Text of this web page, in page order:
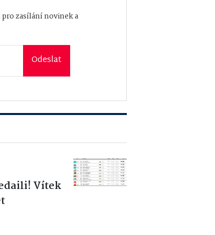
pro zasílání novinek a
Odeslat
Vítek